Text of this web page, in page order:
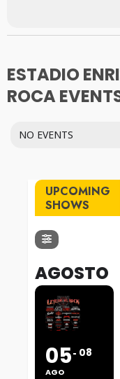
ESTADIO
ROCA
NO EVENTS
UPCOMING
SHOWS
AGOSTO
05
AGO
08